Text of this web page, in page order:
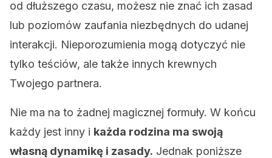
od dłuższego czasu, możesz nie znać ich zasad
lub poziomów zaufania niezbędnych do udanej
interakcji. Nieporozumienia mogą dotyczyć nie
tylko teściów, ale także innych krewnych
Twojego partnera.
Nie ma na to żadnej magicznej formuły. W końcu
każdy jest inny i każda rodzina ma swoją
własną dynamikę i zasady. Jednak poniższe